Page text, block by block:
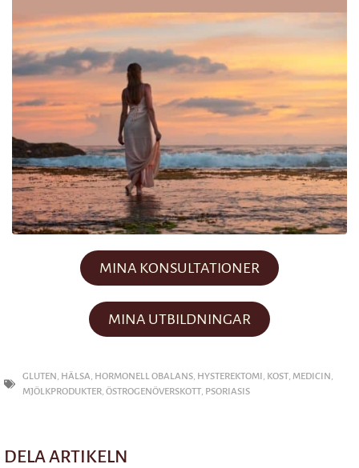
MINA KONSULTATIONER
MINA UTBILDNINGAR
GLUTEN , HÄLSA, HORMONELL OBALANS, HYSTEREKTOMI , KOST, MEDICIN ,
MJÖLKPRODUKTER, ÖSTROGENÖVERSKOTT, PSORIASIS
DELA ARTIKELN